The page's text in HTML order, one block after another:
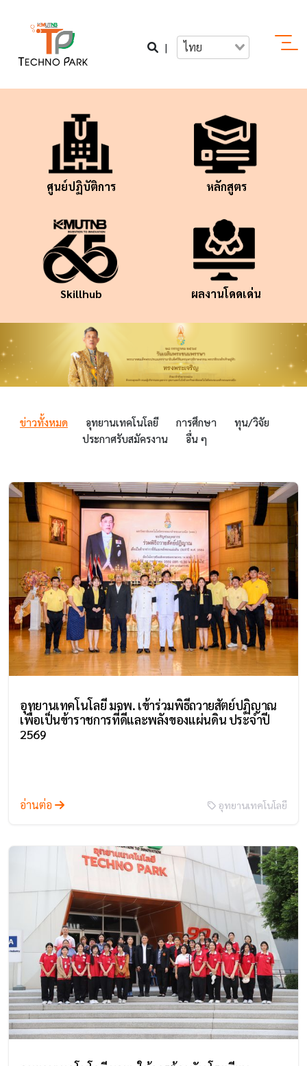
| ไทย
ศูนย์ปฏิบัติการ หลักสูตร
Skillhub ผลงานโดดเด่น
ข่าวทั้งหมด อุทยานเทคโนโลยี การศึกษา
ทุน/วิจัย
ประกาศรับสมัครงาน
อื่น ๆ
อุทยานเทคโนโลยี มจพ. เข้าร่วมพิธีถวายสัตย์ปฏิญาณ
เพื่อเป็นข้าราชการที่ดีและพลังของแผ่นดิน ประจำปี
2569
อ่านต่อ อุทยานเทคโนโลยี